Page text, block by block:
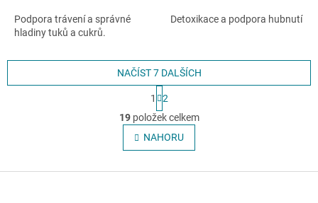
Podpora trávení a správné
hladiny tuků a cukrů.
Detoxikace a podpora hubnutí
O
v
l
á
NAČÍST 7 DALŠÍCH
t
r
á
n
k
v
1
2
19položek celkem
NAHORU